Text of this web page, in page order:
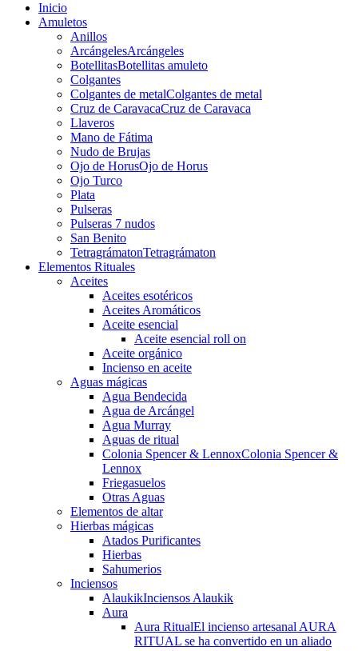
Inicio
Amuletos
Anillos
ArcángelesArcángeles
BotellitasBotellitas amuleto
Colgantes
Colgantes de metalColgantes de metal
Cruz de CaravacaCruz de Caravaca
Llaveros
Mano de Fátima
Nudo de Brujas
Ojo de HorusOjo de Horus
Ojo Turco
Plata
Pulseras
Pulseras 7 nudos
San Benito
TetragrámatonTetragrámaton
Elementos Rituales
Aceites
Aceites esotéricos
Aceites Aromáticos
Aceite esencial
Aceite esencial roll on
Aceite orgánico
Incienso en aceite
Aguas mágicas
Agua Bendecida
Agua de Arcángel
Agua Murray
Aguas de ritual
Colonia Spencer & LennoxColonia Spencer &
Lennox
Friegasuelos
Otras Aguas
Elementos de altar
Hierbas mágicas
Atados Purificantes
Hierbas
Sahumerios
Inciensos
AlaukikInciensos Alaukik
Aura
Aura RitualEl incienso artesanal AURA
RITUAL se ha convertido en un aliado